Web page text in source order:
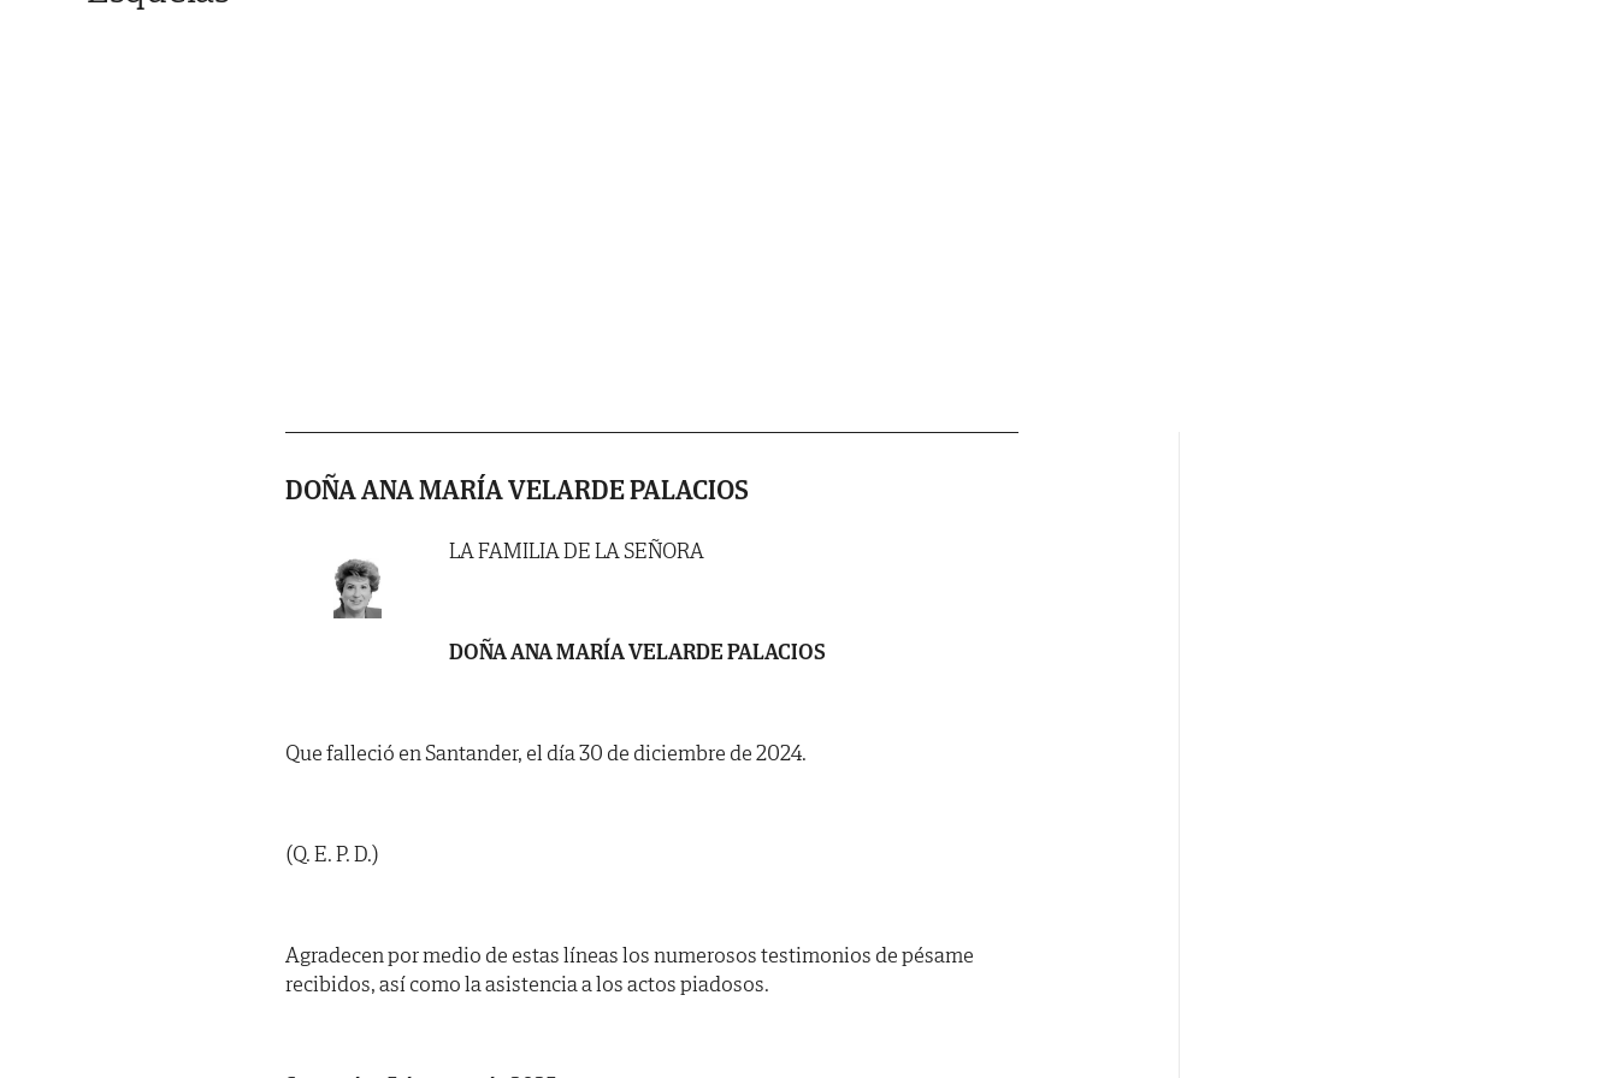
DOÑA ANA MARÍA VELARDE PALACIOS
LA FAMILIA DE LA SEÑORA
DOÑA ANA MARÍA VELARDE PALACIOS
Que falleció en Santander, el día 30 de diciembre de 2024.
(Q. E. P. D.)
Agradecen por medio de estas líneas los numerosos testimonios de pésame
recibidos, así como la asistencia a los actos piadosos.